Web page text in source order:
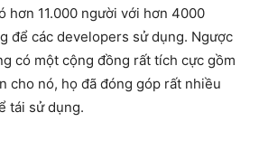
hơn 11.000 người với hơn 4000
để các developers sử dụng. Ngược
có một cộng đồng rất tích cực gồm
cho nó, họ đã đóng góp rất nhiều
tái sử dụng.